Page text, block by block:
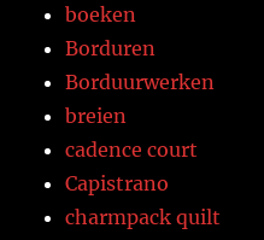
boeken
Borduren
Borduurwerken
breien
cadence court
Capistrano
charmpack quilt